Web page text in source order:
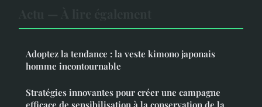
Adoptez la tendance : la veste kimono japonais
homme incontournable
Stratégies innovantes pour créer une campagne
efficace de sensibilisation à la conservation de la